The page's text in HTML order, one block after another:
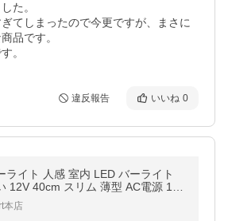
た。
てしまったので今更ですが、まさに
品です。
。
違反報告 いいね 0
ライト 人感 室内 LED バーライト
12V 40cm スリム 薄型 AC電源 100
ット 貼り付け型 クローゼット/台所/
元灯/廊
本店